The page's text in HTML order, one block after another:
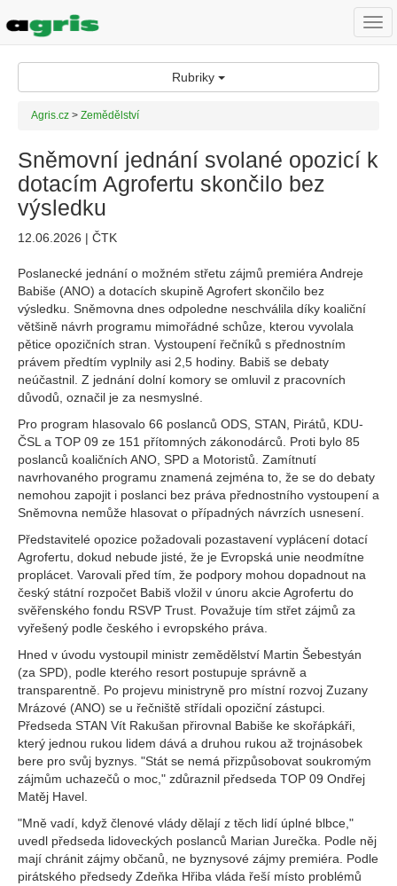
Rubriky
Agris.cz > Zemědělství
Sněmovní jednání svolané opozicí k
dotacím Agrofertu skončilo bez
výsledku
12.06.2026 | ČTK
Poslanecké jednání o možném střetu zájmů premiéra Andreje
Babiše (ANO) a dotacích skupině Agrofert skončilo bez
výsledku. Sněmovna dnes odpoledne neschválila díky koaliční
většině návrh programu mimořádné schůze, kterou vyvolala
pětice opozičních stran. Vystoupení řečníků s přednostním
právem předtím vyplnily asi 2,5 hodiny. Babiš se debaty
neúčastnil. Z jednání dolní komory se omluvil z pracovních
důvodů, označil je za nesmyslné.
Pro program hlasovalo 66 poslanců ODS, STAN, Pirátů, KDU-
ČSL a TOP 09 ze 151 přítomných zákonodárců. Proti bylo 85
poslanců koaličních ANO, SPD a Motoristů. Zamítnutí
navrhovaného programu znamená zejména to, že se do debaty
nemohou zapojit i poslanci bez práva přednostního vystoupení a
Sněmovna nemůže hlasovat o případných návrzích usnesení.
Představitelé opozice požadovali pozastavení vyplácení dotací
Agrofertu, dokud nebude jisté, že je Evropská unie neodmítne
proplácet. Varovali před tím, že podpory mohou dopadnout na
český státní rozpočet Babiš vložil v únoru akcie Agrofertu do
svěřenského fondu RSVP Trust. Považuje tím střet zájmů za
vyřešený podle českého i evropského práva.
Hned v úvodu vystoupil ministr zemědělství Martin Šebestyán
(za SPD), podle kterého resort postupuje správně a
transparentně. Po projevu ministryně pro místní rozvoj Zuzany
Mrázové (ANO) se u řečniště střídali opoziční zástupci.
Předseda STAN Vít Rakušan přirovnal Babiše ke skořápkáři,
který jednou rukou lidem dává a druhou rukou až trojnásobek
bere pro svůj byznys. "Stát se nemá přizpůsobovat soukromým
zájmům uchazečů o moc," zdůraznil předseda TOP 09 Ondřej
Matěj Havel.
"Mně vadí, když členové vlády dělají z těch lidí úplné blbce,"
uvedl předseda lidoveckých poslanců Marian Jurečka. Podle něj
mají chránit zájmy občanů, ne byznysové zájmy premiéra. Podle
pirátského předsedy Zdeňka Hřiba vláda řeší místo problémů